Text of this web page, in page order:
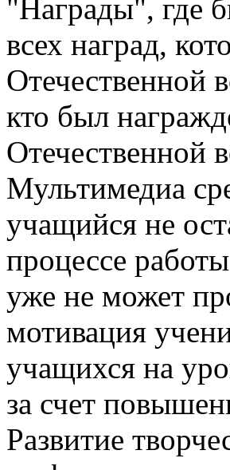
"Награды", где
всех наград,
Отечественной
кто был
Отечественной
Мультимедиа
учащийся не
процессе
уже не может
мотивация
учащихся на
за счет
Развитие